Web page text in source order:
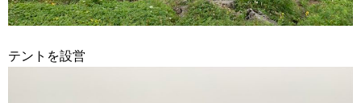
テントを設営